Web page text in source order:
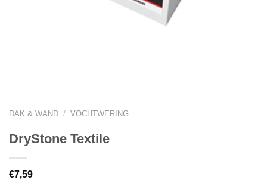
DAK & WAND / VOCHTWERING
DryStone Textile
€7,59